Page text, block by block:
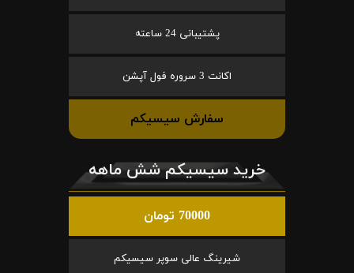
پشتیبانی 24 ساعته
اکانت 3 سروره فول آپشن
سفارش سیسیکم
خرید سیسیکم شش ماهه
70000 تومان
شیرینگ عالی سوپر سیسیکم